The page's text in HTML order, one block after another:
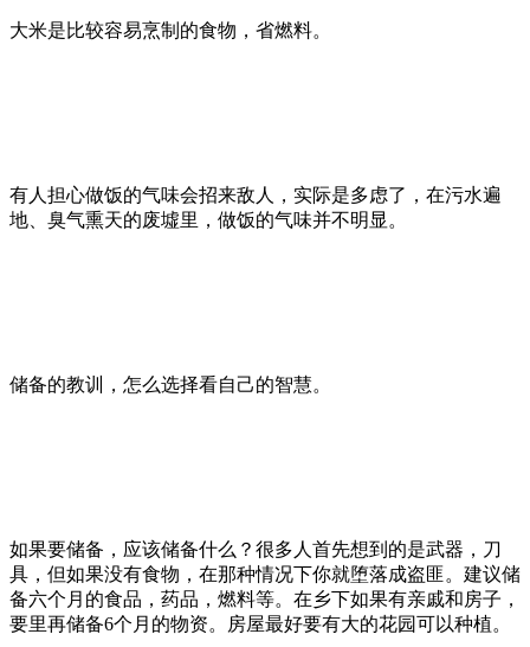
大米是比较容易烹制的食物，省燃料。
有人担心做饭的气味会招来敌人，实际是多虑了，在污水遍
地、臭气熏天的废墟里，做饭的气味并不明显。
储备的教训，怎么选择看自己的智慧。
如果要储备，应该储备什么？很多人首先想到的是武器，刀
具，但如果没有食物，在那种情况下你就堕落成盗匪。建议储
备六个月的食品，药品，燃料等。在乡下如果有亲戚和房子，
要里再储备6个月的物资。房屋最好要有大的花园可以种植。